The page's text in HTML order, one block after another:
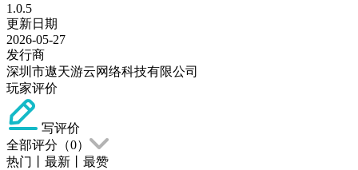
1.0.5
更新日期
2026-05-27
发行商
深圳市遨天游云网络科技有限公司
玩家评价
写评价
全部评分（0）
热门
最新
最赞